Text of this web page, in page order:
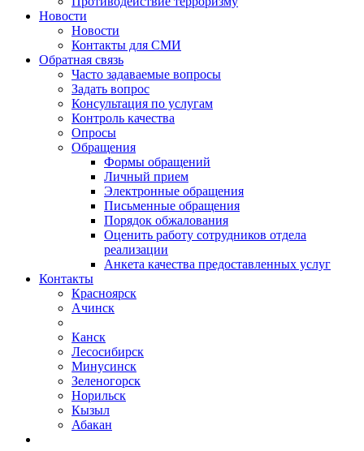
Новости
Новости
Контакты для СМИ
Обратная связь
Часто задаваемые вопросы
Задать вопрос
Консультация по услугам
Контроль качества
Опросы
Обращения
Формы обращений
Личный прием
Электронные обращения
Письменные обращения
Порядок обжалования
Оценить работу сотрудников отдела
реализации
Анкета качества предоставленных услуг
Контакты
Красноярск
Ачинск
Канск
Лесосибирск
Минусинск
Зеленогорск
Норильск
Кызыл
Абакан